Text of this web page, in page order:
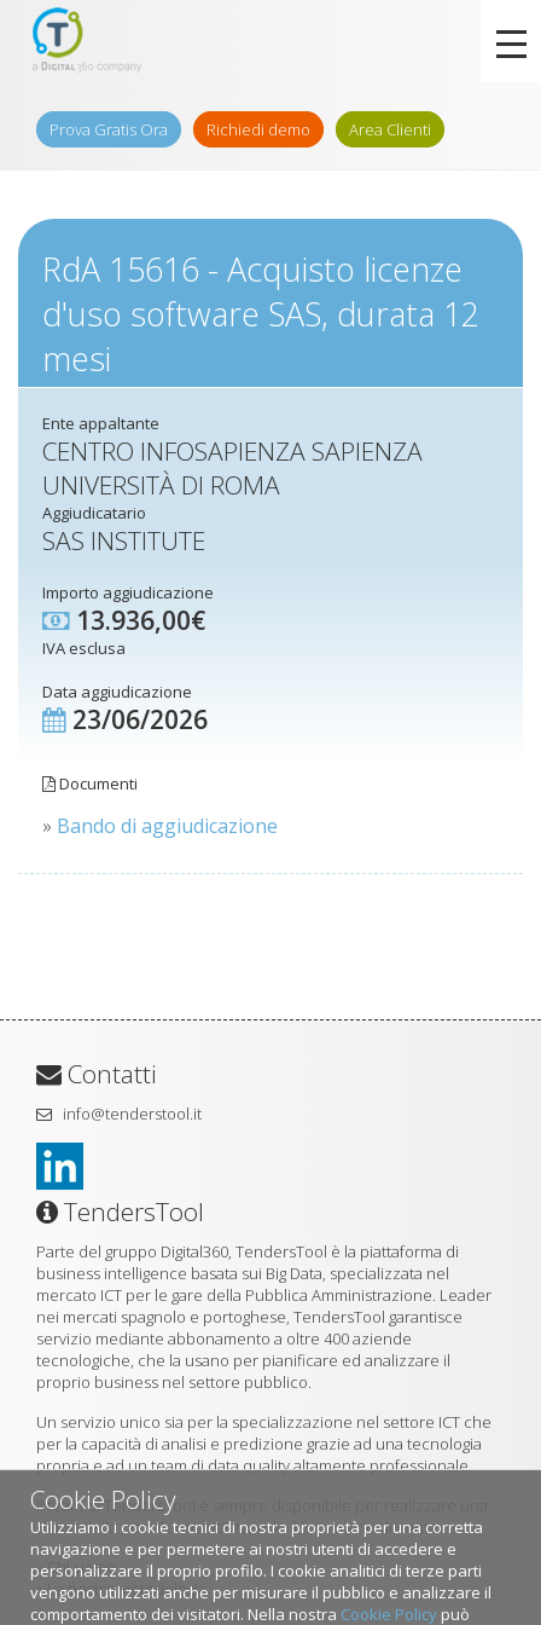
Prova Gratis Ora Richiedi demo Area Clienti
Cookie Policy
Utilizziamo i cookie tecnici di nostra proprietà per una corretta
navigazione e per permetere ai nostri utenti di accedere e
personalizzare il proprio profilo. I cookie analitici di terze parti
vengono utilizzati anche per misurare il pubblico e analizzare il
comportamento dei visitatori. Nella nostra Cookie Policy può
RdA 15616 - Acquisto licenze
d'uso software SAS, durata 12
mesi
Ente appaltante
CENTRO INFOSAPIENZA SAPIENZA
UNIVERSITÀ DI ROMA
Aggiudicatario
SAS INSTITUTE
Importo aggiudicazione
13.936,00€
IVA esclusa
Data aggiudicazione
23/06/2026
Documenti
» Bando di aggiudicazione
Contatti
info@tenderstool.it
TendersTool
Parte del gruppo Digital360, TendersTool è la piattaforma di
business intelligence basata sui Big Data, specializzata nel
mercato ICT per le gare della Pubblica Amministrazione. Leader
nei mercati spagnolo e portoghese, TendersTool garantisce
servizio mediante abbonamento a oltre 400 aziende
tecnologiche, che la usano per pianificare ed analizzare il
proprio business nel settore pubblico.
Un servizio unico sia per la specializzazione nel settore ICT che
per la capacità di analisi e predizione grazie ad una tecnologia
propria e ad un team di data quality altamente professionale.
Il team di TendersTool è sempre disponibile per realizzare una
demo della piattaforma utilizzando il formulario di contatto.
»Chi siamo
»La nostra metodologia